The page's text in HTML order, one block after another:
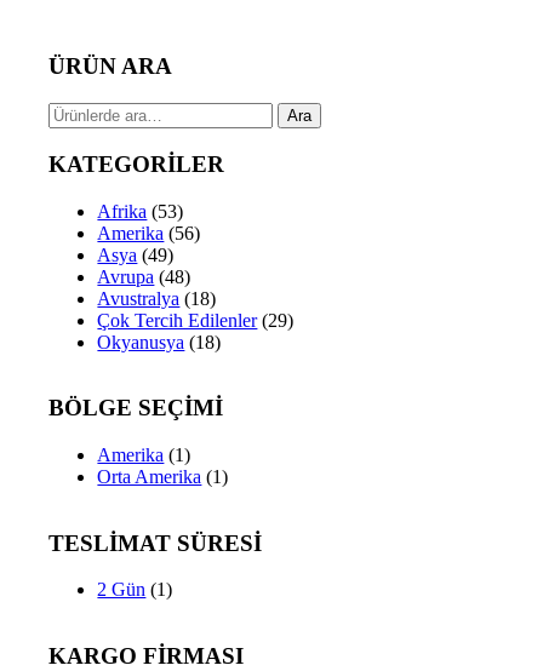
ÜRÜN ARA
Ara: Ara
KATEGORİLER
Afrika (53)
Amerika (56)
Asya (49)
Avrupa (48)
Avustralya (18)
Çok Tercih Edilenler (29)
Okyanusya (18)
BÖLGE SEÇİMİ
Amerika (1)
Orta Amerika (1)
TESLİMAT SÜRESİ
2 Gün (1)
KARGO FİRMASI